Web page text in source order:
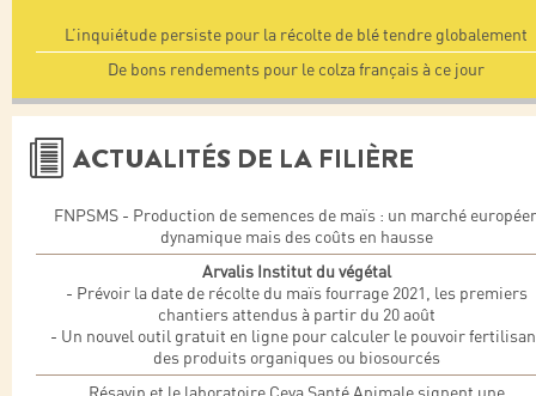
L’inquiétude persiste pour la récolte de blé tendre globalement
De bons rendements pour le colza français à ce jour
ACTUALITÉS DE LA FILIÈRE
FNPSMS - Production de semences de maïs : un marché
dynamique mais des coûts en hausse
Arvalis Institut du végétal
- Prévoir la date de récolte du maïs fourrage 2021, les premiers
chantiers attendus à partir du 20 août
- Un nouvel outil gratuit en ligne pour calculer le pouvoir
des produits organiques ou biosourcés